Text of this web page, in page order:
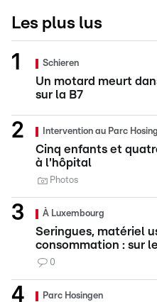
Les plus lus
Schieren
Un motard meurt
sur la B7
Intervention au Parc
Cinq enfants et
à l'hôpital
Photos
À Luxembourg
Seringues, matériel
consommation : sur
0
Parc Hosingen